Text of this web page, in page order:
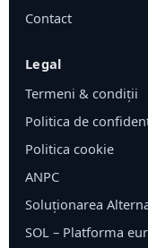
Contact
Legal
Termeni & condiții
Politica de
Politica cookie
ANPC
Soluționarea
SOL – Platforma